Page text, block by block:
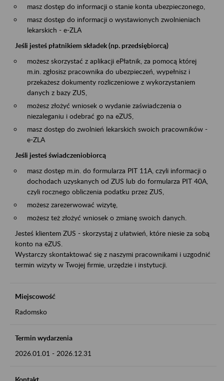
masz dostęp do informacji o stanie konta ubezpieczonego,
masz dostęp do informacji o wystawionych zwolnieniach
lekarskich - e-ZLA
Jeśli jesteś płatnikiem składek (np. przedsiębiorcą)
możesz skorzystać z aplikacji ePłatnik, za pomocą której
m.in. zgłosisz pracownika do ubezpieczeń, wypełnisz i
przekażesz dokumenty rozliczeniowe z wykorzystaniem
danych z bazy ZUS,
możesz złożyć wniosek o wydanie zaświadczenia o
niezaleganiu i odebrać go na eZUS,
masz dostęp do zwolnień lekarskich swoich pracowników -
e-ZLA
Jeśli jesteś świadczeniobiorcą
masz dostęp m.in. do formularza PIT 11A, czyli informacji o
dochodach uzyskanych od ZUS lub do formularza PIT 40A,
czyli rocznego obliczenia podatku przez ZUS,
możesz zarezerwować wizytę,
możesz też złożyć wniosek o zmianę swoich danych.
Jesteś klientem ZUS - skorzystaj z ułatwień, które niesie za sobą
konto na eZUS.
Wystarczy skontaktować się z naszymi pracownikami i uzgodnić
termin wizyty w Twojej firmie, urzędzie i instytucji.
Miejscowość
Radomsko
Termin wydarzenia
2026.01.01 - 2026.12.31
Kontakt